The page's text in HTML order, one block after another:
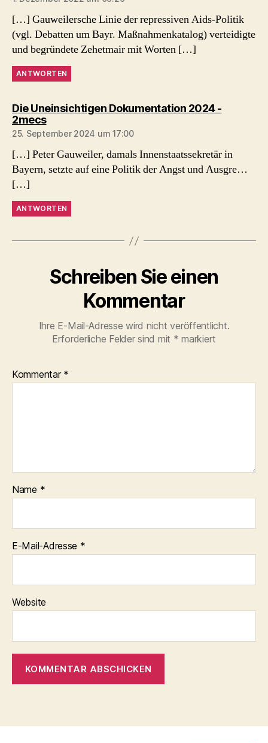
[…] Gauweilersche Linie der repressiven Aids-Politik
(vgl. Debatten um Bayr. Maßnahmenkatalog) verteidigte
und begründete Zehetmair mit Worten […]
ANTWORTEN
Die Uneinsichtigen Dokumentation 2024 -
2mecssagt:
25. September 2024 um 17:00
[…] Peter Gauweiler, damals Innenstaatssekretär in
Bayern, setzte auf eine Politik der Angst und Ausgre…
[…]
ANTWORTEN
Schreiben Sie einen
Kommentar
Ihre E-Mail-Adresse wird nicht veröffentlicht.
Erforderliche Felder sind mit * markiert
Kommentar *
Name *
E-Mail-Adresse *
Website